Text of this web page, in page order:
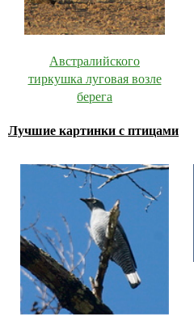
Австралийского
тиркушка луговая возле
берега
Лучшие картинки с птицами